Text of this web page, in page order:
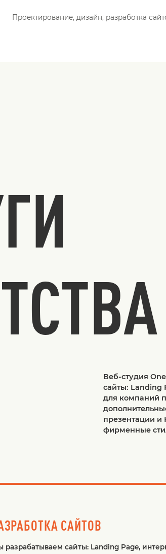
Проектирование, дизайн, разработка
Веб-студия
сайты: Landing
для компаний
презентации
фирменные
САЙТОВ
разрабатываем сайты: Landing Page,